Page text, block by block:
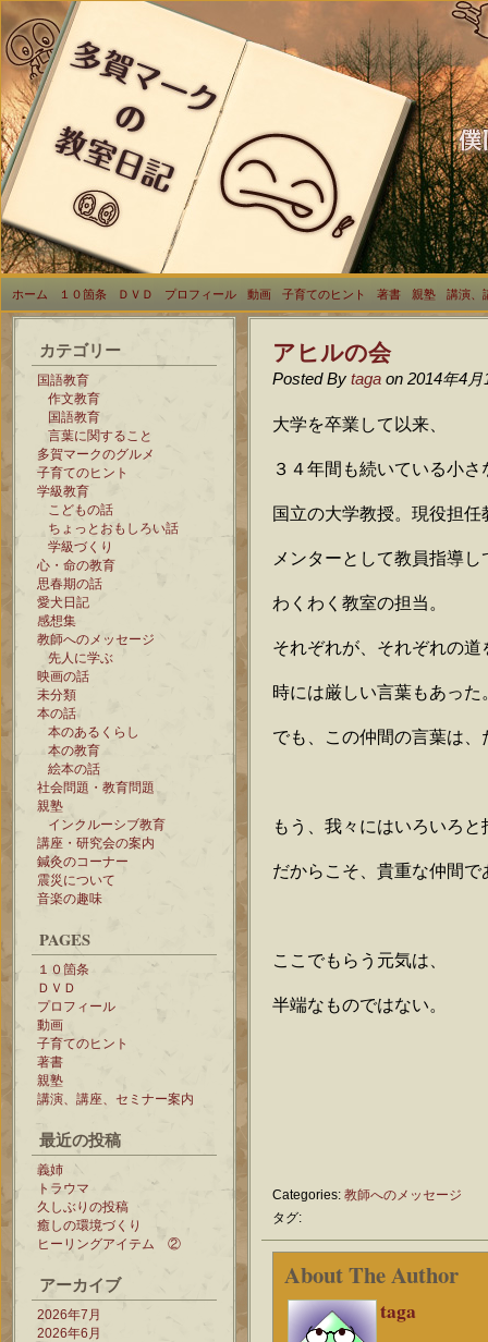
ホーム １０箇条 ＤＶＤ プロフィール 動画 子育てのヒント 著書 親塾 講演、
カテゴリー
国語教育
作文教育
国語教育
言葉に関すること
多賀マークのグルメ
子育てのヒント
学級教育
こどもの話
ちょっとおもしろい話
学級づくり
心・命の教育
思春期の話
愛犬日記
感想集
教師へのメッセージ
先人に学ぶ
映画の話
未分類
本の話
本のあるくらし
本の教育
絵本の話
社会問題・教育問題
親塾
インクルーシブ教育
講座・研究会の案内
鍼灸のコーナー
震災について
音楽の趣味
PAGES
１０箇条
ＤＶＤ
プロフィール
動画
子育てのヒント
著書
親塾
講演、講座、セミナー案内
最近の投稿
義姉
トラウマ
久しぶりの投稿
癒しの環境づくり
ヒーリングアイテム ②
アーカイブ
2026年7月
2026年6月
アヒルの会
Posted By taga on 2014年4月
大学を卒業して以来、
３４年間も続いている小
国立の大学教授。現役担任
メンターとして教員指導し
わくわく教室の担当。
それぞれが、それぞれの道
時には厳しい言葉もあった
でも、この仲間の言葉は
もう、我々にはいろいろ
だからこそ、貴重な仲間で
ここでもらう元気は、
半端なものではない。
Categories: 教師へのメッセージ
タグ:
About The Author
taga